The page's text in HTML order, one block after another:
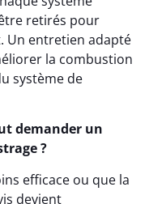
retirés pour
Un entretien adapté
la combustion
système de
demander un
?
efficace ou que la
devient